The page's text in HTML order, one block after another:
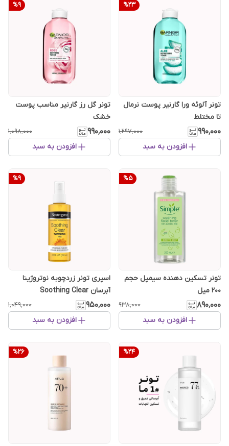
%23
تونر آلوئه ورا گارنیر پوست نرمال
تا مختلط
۹۹۰٬۰۰۰ ۱٬۲۹۷٬۰۰۰
افزودن به سبد
%9
تونر گل رز گارنیر مناسب پوست
خشک
۹۹۰٬۰۰۰ ۱٬۰۹۸٬۰۰۰
افزودن به سبد
%5
تونر تسکین دهنده سیمپل حجم
200 میل
۸۹۰٬۰۰۰ ۹۳۸٬۰۰۰
افزودن به سبد
%9
اسپری تونر زردچوبه نوتروژینا
آبرسان Soothing Clear
۹۵۰٬۰۰۰ ۱٬۰۴۹٬۰۰۰
افزودن به سبد
%24
%26